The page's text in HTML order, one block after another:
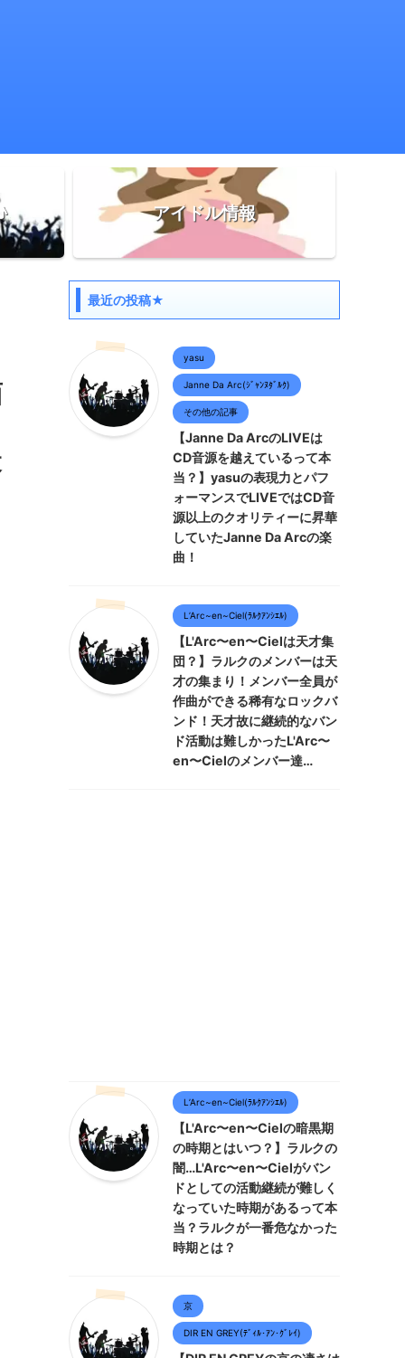
アイドル情報
最近の投稿★
yasu
Janne Da Arc(ｼﾞｬﾝﾇﾀﾞﾙｸ)
その他の記事
【Janne Da ArcのLIVEは
CD音源を越えているって本
当？】yasuの表現力とパフ
ォーマンスでLIVEではCD音
源以上のクオリティーに昇華
していたJanne Da Arcの楽
曲！
L’Arc~en~Ciel(ﾗﾙｸｱﾝｼｴﾙ)
【L'Arc〜en〜Cielは天才集
団？】ラルクのメンバーは天
才の集まり！メンバー全員が
作曲ができる稀有なロックバ
ンド！天才故に継続的なバン
ド活動は難しかったL'Arc〜
en〜Cielのメンバー達…
L’Arc~en~Ciel(ﾗﾙｸｱﾝｼｴﾙ)
【L'Arc〜en〜Cielの暗黒期
の時期とはいつ？】ラルクの
闇…L'Arc〜en〜Cielがバン
ドとしての活動継続が難しく
なっていた時期があるって本
当？ラルクが一番危なかった
時期とは？
京
DIR EN GREY(ﾃﾞｨﾙ･ｱﾝ･ｸﾞﾚｲ)